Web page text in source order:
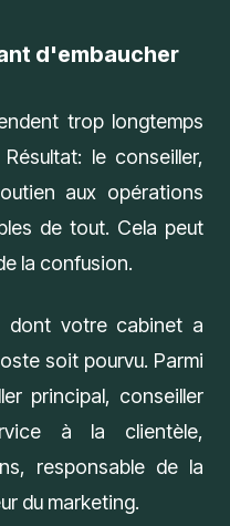
d'embaucher
trop longtemps
le conseiller,
aux opérations
de tout. Cela peut
la confusion.
dont votre cabinet a
soit pourvu. Parmi
principal, conseiller
à la clientèle,
responsable de la
du marketing.